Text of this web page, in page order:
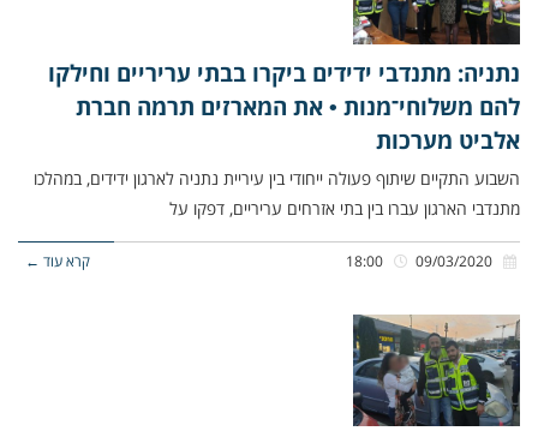
נתניה: מתנדבי ידידים ביקרו בבתי עריריים וחילקו
להם משלוחי־מנות • את המארזים תרמה חברת
אלביט מערכות
השבוע התקיים שיתוף פעולה ייחודי בין עיריית נתניה לארגון ידידים, במהלכו
מתנדבי הארגון עברו בין בתי אזרחים עריריים, דפקו על
קרא עוד ←